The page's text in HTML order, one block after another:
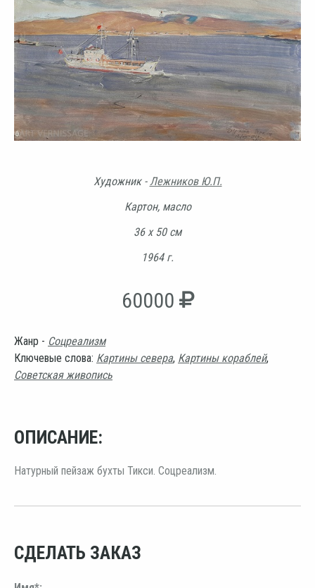
Художник -Лежников Ю.П.
Картон, масло
36 х 50 см
1964 г.
60000
Жанр - Соцреализм
Ключевые слова: Картины севера, Картины кораблей,
Советская живопись
ОПИСАНИЕ:
Натурный пейзаж бухты Тикси. Соцреализм.
СДЕЛАТЬ ЗАКАЗ